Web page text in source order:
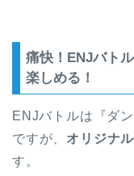
痛快！ENJバト
楽しめる！
ENJバトルは『ダ
ですが、 オリジナ
す。